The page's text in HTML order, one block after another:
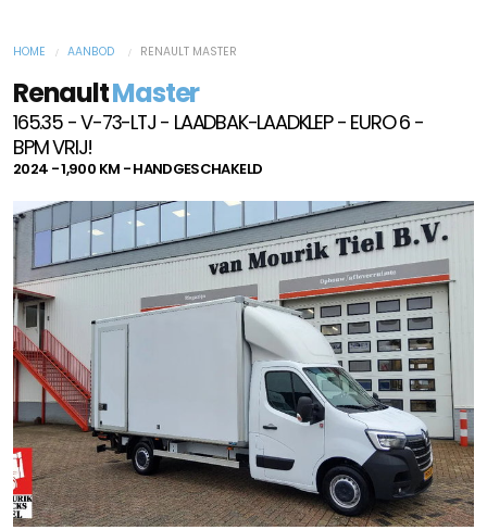
HOME AANBOD RENAULT MASTER
RenaultMaster
165.35 - V-73-LTJ - LAADBAK-LAADKLEP - EURO 6 -
BPM VRIJ!
2024 - 1,900 KM - HANDGESCHAKELD